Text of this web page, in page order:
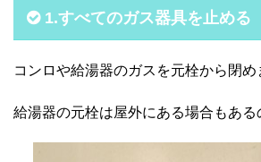
1.すべてのガス器具を止める
コンロや給湯器のガスを元栓から閉め
給湯器の元栓は屋外にある場合もある